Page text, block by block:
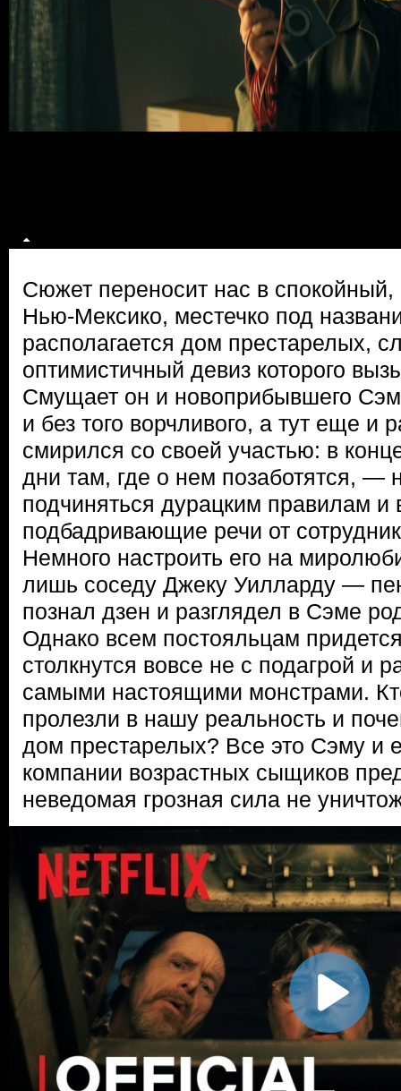
Сюжет переносит нас в спокойный,
Нью-Мексико, местечко под
располагается дом престарелых,
оптимистичный девиз которого
Смущает он и новоприбывшего
и без того ворчливого, а тут еще и
смирился со своей участью: в
дни там, где о нем позаботятся, —
подчиняться дурацким правилам и
подбадривающие речи от
Немного настроить его на
лишь соседу Джеку Уилларду —
познал дзен и разглядел в Сэме
Однако всем постояльцам
столкнутся вовсе не с подагрой и
самыми настоящими монстрами.
пролезли в нашу реальность и
дом престарелых? Все это Сэму и
компании возрастных сыщиков
неведомая грозная сила не